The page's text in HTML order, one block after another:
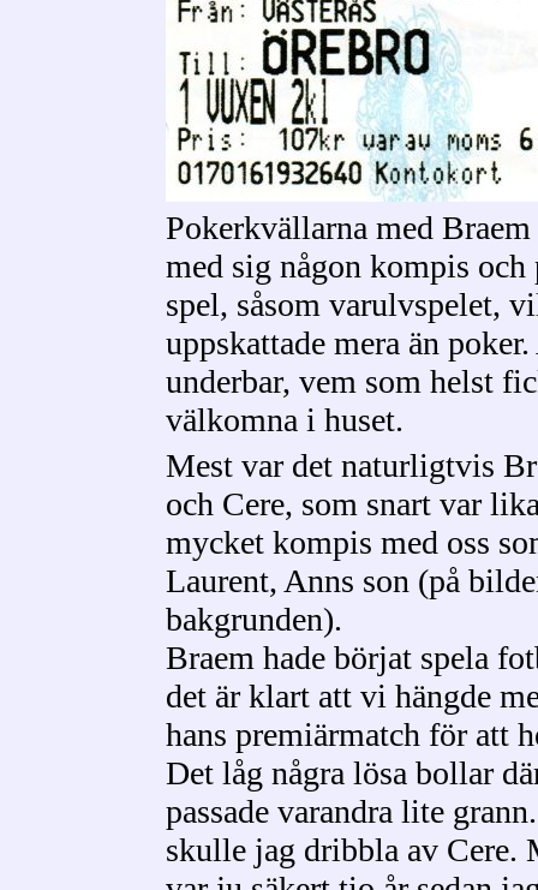
Pokerkvällarna med
med sig någon kompis och
spel, såsom varulvspelet,
uppskattade mera än
underbar, vem som helst
välkomna i huset.
Mest var det naturligtvis
och Cere, som snart var
mycket kompis med oss
Laurent, Anns son (på
bakgrunden).
Braem hade börjat spela
det är klart att vi hängde
hans premiärmatch för att
Det låg några lösa bollar
passade varandra lite
skulle jag dribbla av Cere.